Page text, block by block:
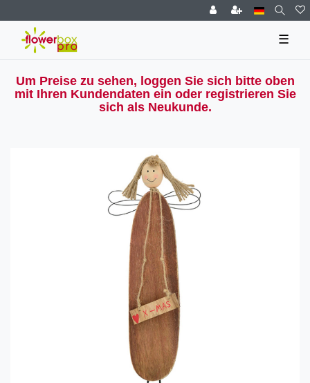
☰
Um Preise zu sehen, loggen Sie sich bitte oben
mit Ihren Kundendaten ein oder registrieren Sie
sich als Neukunde.